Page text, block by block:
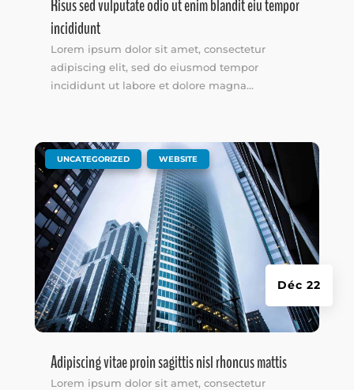
Risus sed vulputate odio ut enim blandit eiu tempor
incididunt
Lorem ipsum dolor sit amet, consectetur
adipiscing elit, sed do eiusmod tempor
incididunt ut labore et dolore magna...
Adipiscing vitae proin sagittis nisl rhoncus mattis
Déc 22
UNCATEGORIZED WEBSITE
Lorem ipsum dolor sit amet, consectetur